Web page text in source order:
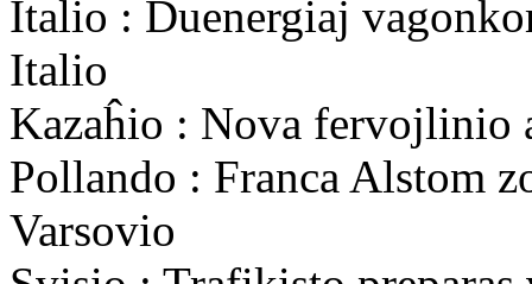
Italio : Duenergiaj
Italio
Kazaĥio : Nova fervojlinio
Pollando : Franca Alstom
Varsovio